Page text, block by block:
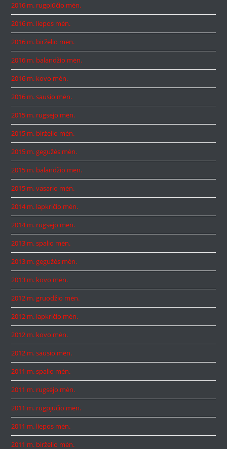
2016 m. rugpjūčio mėn.
2016 m. liepos mėn.
2016 m. birželio mėn.
2016 m. balandžio mėn.
2016 m. kovo mėn.
2016 m. sausio mėn.
2015 m. rugsėjo mėn.
2015 m. birželio mėn.
2015 m. gegužės mėn.
2015 m. balandžio mėn.
2015 m. vasario mėn.
2014 m. lapkričio mėn.
2014 m. rugsėjo mėn.
2013 m. spalio mėn.
2013 m. gegužės mėn.
2013 m. kovo mėn.
2012 m. gruodžio mėn.
2012 m. lapkričio mėn.
2012 m. kovo mėn.
2012 m. sausio mėn.
2011 m. spalio mėn.
2011 m. rugsėjo mėn.
2011 m. rugpjūčio mėn.
2011 m. liepos mėn.
2011 m. birželio mėn.